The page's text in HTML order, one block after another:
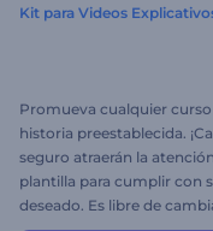
Kit para Videos
Promueva cualquier
historia preestablecida.
seguro atraerán la
plantilla para cumplir con
deseado. Es libre de